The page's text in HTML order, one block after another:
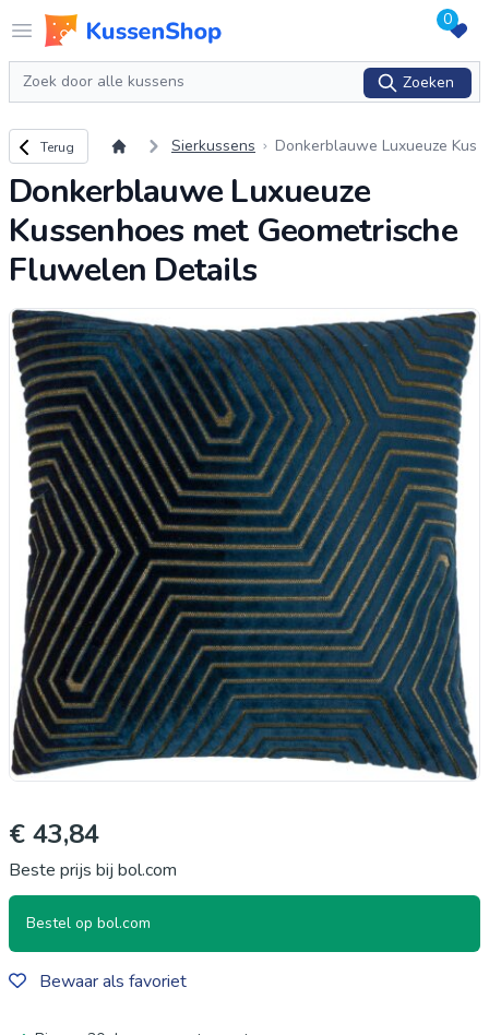
Open menu
Logo www.kussenshop.nl 0
Zoeken
Zoeken
Terug naar overzicht
Terug Sierkussens
Donkerblauwe Luxueuze Kus
luwelen Details
Donkerblauwe Luxueuze
Kussenhoes met Geometrische
Fluwelen Details
€ 43,84
Beste prijs bij bol.com
Bestel op bol.com
Bewaar als favoriet